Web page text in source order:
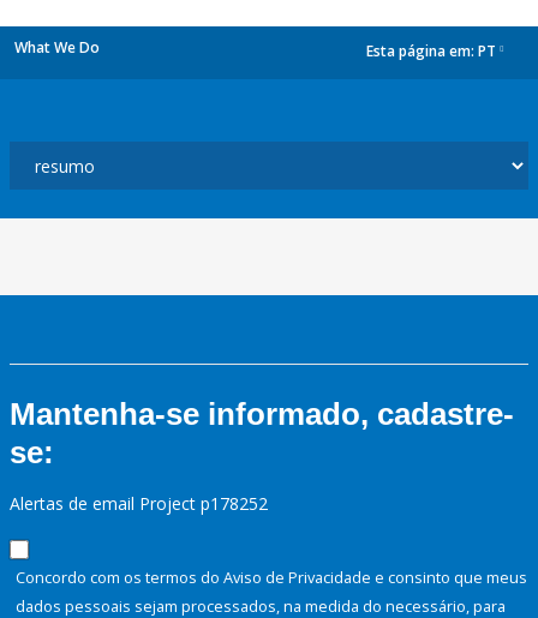
What We Do Esta página em: PT
Mantenha-se informado, cadastre-
se:
Alertas de email Project p178252
Concordo com os termos do Aviso de Privacidade e consinto que meus
dados pessoais sejam processados, na medida do necessário, para